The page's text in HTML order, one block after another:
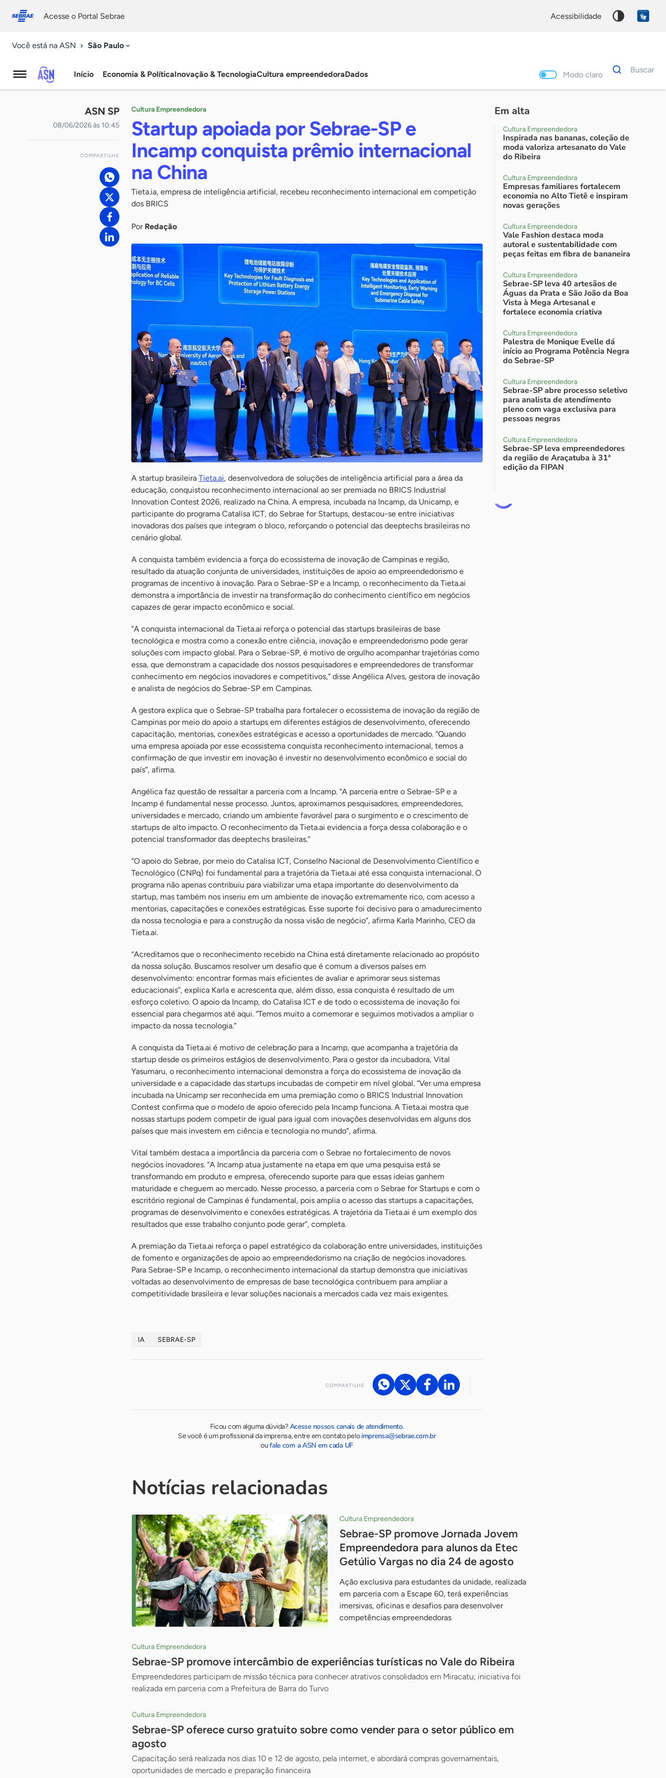
conosco
Acesse o Portal Sebrae acessibilidade
Você está na ASN São Paulo
Agência
Sebrae
de
Notícias
Início Economia & PolíticaInovação & TecnologiaCultura empreendedoraDados Modo claro
Dados
para
Buscar
ASN SP
08/06/2026 às 10:45
COMPARTILHE
Cultura Empreendedora
Startup apoiada por Sebrae-SP e
Incamp conquista prêmio internacional
na China
Tieta.ia, empresa de inteligência artificial, recebeu reconhecimento internacional em competição
dos BRICS
Por Redação
A startup brasileira Tieta.ai, desenvolvedora de soluções de inteligência artificial para a área da
educação, conquistou reconhecimento internacional ao ser premiada no BRICS Industrial
Innovation Contest 2026, realizado na China. A empresa, incubada na Incamp, da Unicamp, e
participante do programa Catalisa ICT, do Sebrae for Startups, destacou-se entre iniciativas
inovadoras dos países que integram o bloco, reforçando o potencial das deeptechs brasileiras no
cenário global.
A conquista também evidencia a força do ecossistema de inovação de Campinas e região,
resultado da atuação conjunta de universidades, instituições de apoio ao empreendedorismo e
programas de incentivo à inovação. Para o Sebrae-SP e a Incamp, o reconhecimento da Tieta.ai
demonstra a importância de investir na transformação do conhecimento científico em negócios
capazes de gerar impacto econômico e social.
“A conquista internacional da Tieta.ai reforça o potencial das startups brasileiras de base
tecnológica e mostra como a conexão entre ciência, inovação e empreendedorismo pode gerar
soluções com impacto global. Para o Sebrae-SP, é motivo de orgulho acompanhar trajetórias como
essa, que demonstram a capacidade dos nossos pesquisadores e empreendedores de transformar
conhecimento em negócios inovadores e competitivos,” disse Angélica Alves, gestora de inovação
e analista de negócios do Sebrae-SP em Campinas.
A gestora explica que o Sebrae-SP trabalha para fortalecer o ecossistema de inovação da região de
Campinas por meio do apoio a startups em diferentes estágios de desenvolvimento, oferecendo
capacitação, mentorias, conexões estratégicas e acesso a oportunidades de mercado. “Quando
uma empresa apoiada por esse ecossistema conquista reconhecimento internacional, temos a
confirmação de que investir em inovação é investir no desenvolvimento econômico e social do
país”, afirma.
Angélica faz questão de ressaltar a parceria com a Incamp. “A parceria entre o Sebrae-SP e a
Incamp é fundamental nesse processo. Juntos, aproximamos pesquisadores, empreendedores,
universidades e mercado, criando um ambiente favorável para o surgimento e o crescimento de
startups de alto impacto. O reconhecimento da Tieta.ai evidencia a força dessa colaboração e o
potencial transformador das deeptechs brasileiras.”
“O apoio do Sebrae, por meio do Catalisa ICT, Conselho Nacional de Desenvolvimento Científico e
Tecnológico (CNPq) foi fundamental para a trajetória da Tieta.ai até essa conquista internacional. O
programa não apenas contribuiu para viabilizar uma etapa importante do desenvolvimento da
startup, mas também nos inseriu em um ambiente de inovação extremamente rico, com acesso a
mentorias, capacitações e conexões estratégicas. Esse suporte foi decisivo para o amadurecimento
da nossa tecnologia e para a construção da nossa visão de negócio”, afirma Karla Marinho, CEO da
Tieta.ai.
“Acreditamos que o reconhecimento recebido na China está diretamente relacionado ao propósito
da nossa solução. Buscamos resolver um desafio que é comum a diversos países em
desenvolvimento: encontrar formas mais eficientes de avaliar e aprimorar seus sistemas
educacionais”, explica Karla e acrescenta que, além disso, essa conquista é resultado de um
esforço coletivo. O apoio da Incamp, do Catalisa ICT e de todo o ecossistema de inovação foi
essencial para chegarmos até aqui. “Temos muito a comemorar e seguimos motivados a ampliar o
impacto da nossa tecnologia.”
A conquista da Tieta.ai é motivo de celebração para a Incamp, que acompanha a trajetória da
startup desde os primeiros estágios de desenvolvimento. Para o gestor da incubadora, Vital
Yasumaru, o reconhecimento internacional demonstra a força do ecossistema de inovação da
universidade e a capacidade das startups incubadas de competir em nível global. “Ver uma empresa
incubada na Unicamp ser reconhecida em uma premiação como o BRICS Industrial Innovation
Contest confirma que o modelo de apoio oferecido pela Incamp funciona. A Tieta.ai mostra que
nossas startups podem competir de igual para igual com inovações desenvolvidas em alguns dos
países que mais investem em ciência e tecnologia no mundo”, afirma.
Vital também destaca a importância da parceria com o Sebrae no fortalecimento de novos
negócios inovadores. “A Incamp atua justamente na etapa em que uma pesquisa está se
transformando em produto e empresa, oferecendo suporte para que essas ideias ganhem
maturidade e cheguem ao mercado. Nesse processo, a parceria com o Sebrae for Startups e com o
escritório regional de Campinas é fundamental, pois amplia o acesso das startups a capacitações,
programas de desenvolvimento e conexões estratégicas. A trajetória da Tieta.ai é um exemplo dos
resultados que esse trabalho conjunto pode gerar”, completa.
A premiação da Tieta.ai reforça o papel estratégico da colaboração entre universidades, instituições
de fomento e organizações de apoio ao empreendedorismo na criação de negócios inovadores.
Para Sebrae-SP e Incamp, o reconhecimento internacional da startup demonstra que iniciativas
voltadas ao desenvolvimento de empresas de base tecnológica contribuem para ampliar a
competitividade brasileira e levar soluções nacionais a mercados cada vez mais exigentes.
IA SEBRAE-SP
COMPARTILHE
Ficou com alguma dúvida?Acesse nossos canais de atendimento.
Se você é um profissional da imprensa, entre em contato peloimprensa@sebrae.com.br
oufale com a ASN em cada UF
Em alta
Cultura Empreendedora
Inspirada nas bananas, coleção de
moda valoriza artesanato do Vale
do Ribeira
Cultura Empreendedora
Empresas familiares fortalecem
economia no Alto Tietê e inspiram
novas gerações
Cultura Empreendedora
Vale Fashion destaca moda
autoral e sustentabilidade com
peças feitas em fibra de bananeira
Cultura Empreendedora
Sebrae-SP leva 40 artesãos de
Águas da Prata e São João da Boa
Vista à Mega Artesanal e
fortalece economia criativa
Cultura Empreendedora
Palestra de Monique Evelle dá
início ao Programa Potência Negra
do Sebrae-SP
Cultura Empreendedora
Sebrae-SP abre processo seletivo
para analista de atendimento
pleno com vaga exclusiva para
pessoas negras
Cultura Empreendedora
Sebrae-SP leva empreendedores
da região de Araçatuba à 31ª
edição da FIPAN
Notícias relacionadas
Cultura Empreendedora
Sebrae-SP promove Jornada Jovem
Empreendedora para alunos da Etec
Getúlio Vargas no dia 24 de agosto
Ação exclusiva para estudantes da unidade, realizada
em parceria com a Escape 60, terá experiências
imersivas, oficinas e desafios para desenvolver
competências empreendedoras
Cultura Empreendedora
Sebrae-SP promove intercâmbio de experiências turísticas no Vale do Ribeira
Empreendedores participam de missão técnica para conhecer atrativos consolidados em Miracatu; iniciativa foi
realizada em parceria com a Prefeitura de Barra do Turvo
Cultura Empreendedora
Sebrae-SP oferece curso gratuito sobre como vender para o setor público em
agosto
Capacitação será realizada nos dias 10 e 12 de agosto, pela internet, e abordará compras governamentais,
oportunidades de mercado e preparação financeira